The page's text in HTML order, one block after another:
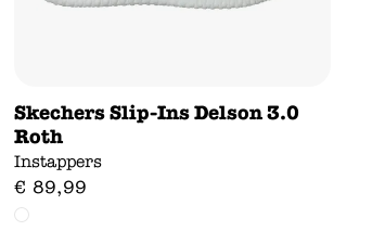
Skechers Slip-Ins Delson 3.0
Roth
Instappers
€ 89,99